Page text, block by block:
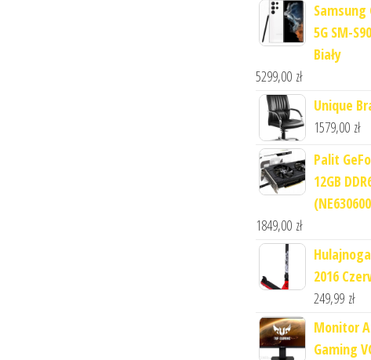
Samsung
5G SM-
Biały
5299,00 zł
Unique
1579,00 zł
Palit
12GB
1849,00 zł
2016
249,99 zł
Monitor
Gaming